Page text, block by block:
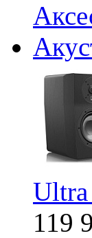
Ultra
119